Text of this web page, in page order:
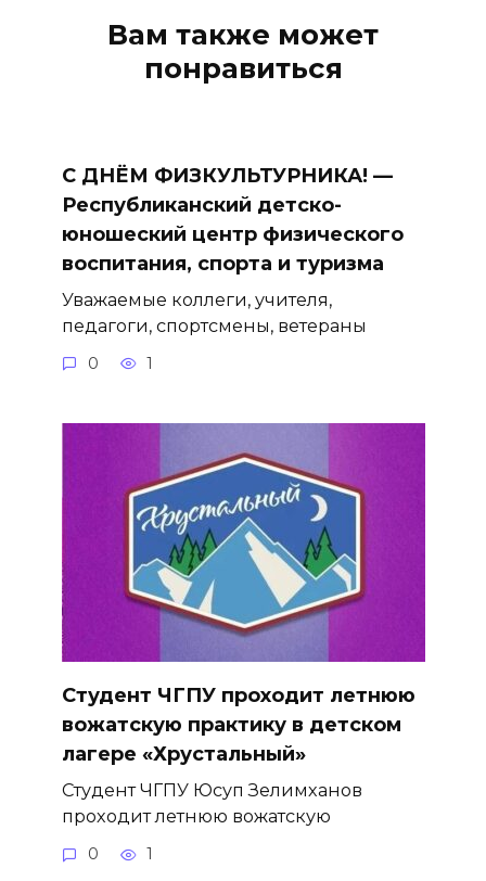
Вам также может
понравиться
С ДНЁМ ФИЗКУЛЬТУРНИКА! —
Республиканский детско-
юношеский центр физического
воспитания, спорта и туризма
Уважаемые коллеги, учителя,
педагоги, спортсмены, ветераны
0 1
Студент ЧГПУ проходит летнюю
вожатскую практику в детском
лагере «Хрустальный»
Студент ЧГПУ Юсуп Зелимханов
проходит летнюю вожатскую
0 1